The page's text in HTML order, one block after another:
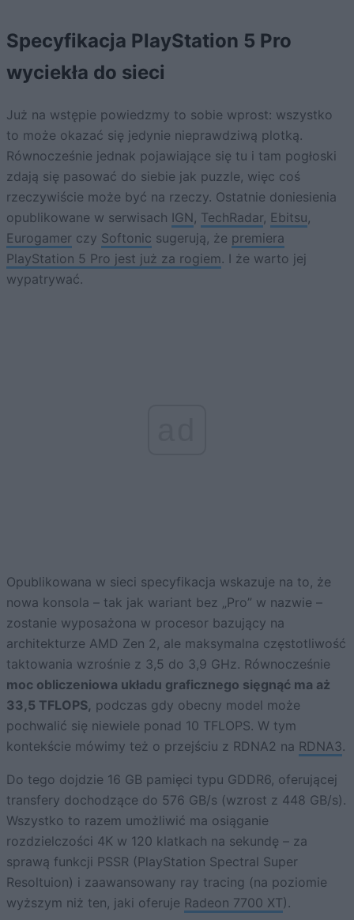
Specyfikacja PlayStation 5 Pro
wyciekła do sieci
Już na wstępie powiedzmy to sobie wprost: wszystko
to może okazać się jedynie nieprawdziwą plotką.
Równocześnie jednak pojawiające się tu i tam pogłoski
zdają się pasować do siebie jak puzzle, więc coś
rzeczywiście może być na rzeczy. Ostatnie doniesienia
opublikowane w serwisach IGN, TechRadar, Ebitsu,
Eurogamer czy Softonic sugerują, że premiera
PlayStation 5 Pro jest już za rogiem. I że warto jej
wypatrywać.
Opublikowana w sieci specyfikacja wskazuje na to, że
nowa konsola – tak jak wariant bez „Pro” w nazwie –
zostanie wyposażona w procesor bazujący na
architekturze AMD Zen 2, ale maksymalna częstotliwość
taktowania wzrośnie z 3,5 do 3,9 GHz. Równocześnie
moc obliczeniowa układu graficznego sięgnąć ma aż
33,5 TFLOPS, podczas gdy obecny model może
pochwalić się niewiele ponad 10 TFLOPS. W tym
kontekście mówimy też o przejściu z RDNA2 na RDNA3.
Do tego dojdzie 16 GB pamięci typu GDDR6, oferującej
transfery dochodzące do 576 GB/s (wzrost z 448 GB/s).
Wszystko to razem umożliwić ma osiąganie
rozdzielczości 4K w 120 klatkach na sekundę – za
sprawą funkcji PSSR (PlayStation Spectral Super
Resoltuion) i zaawansowany ray tracing (na poziomie
wyższym niż ten, jaki oferuje Radeon 7700 XT).